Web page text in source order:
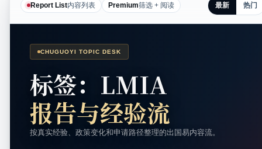
Report List内容列表 Premium筛选 + 阅读 最新 热门
CHUGUOYI TOPIC DESK
标签：LMIA
报告与经验流
按真实经验、政策变化和申请路径整理的出国易内容流。